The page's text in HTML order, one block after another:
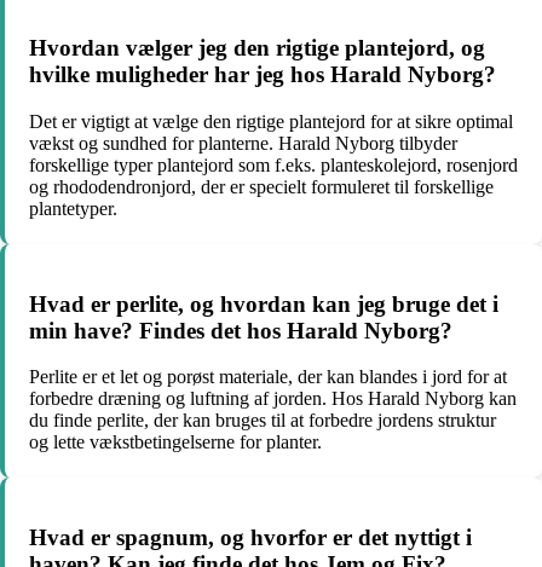
Hvordan vælger jeg den rigtige plantejord, og
hvilke muligheder har jeg hos Harald Nyborg?
Det er vigtigt at vælge den rigtige plantejord for at sikre optimal
vækst og sundhed for planterne. Harald Nyborg tilbyder
forskellige typer plantejord som f.eks. planteskolejord, rosenjord
og rhododendronjord, der er specielt formuleret til forskellige
plantetyper.
Hvad er perlite, og hvordan kan jeg bruge det i
min have? Findes det hos Harald Nyborg?
Perlite er et let og porøst materiale, der kan blandes i jord for at
forbedre dræning og luftning af jorden. Hos Harald Nyborg kan
du finde perlite, der kan bruges til at forbedre jordens struktur
og lette vækstbetingelserne for planter.
Hvad er spagnum, og hvorfor er det nyttigt i